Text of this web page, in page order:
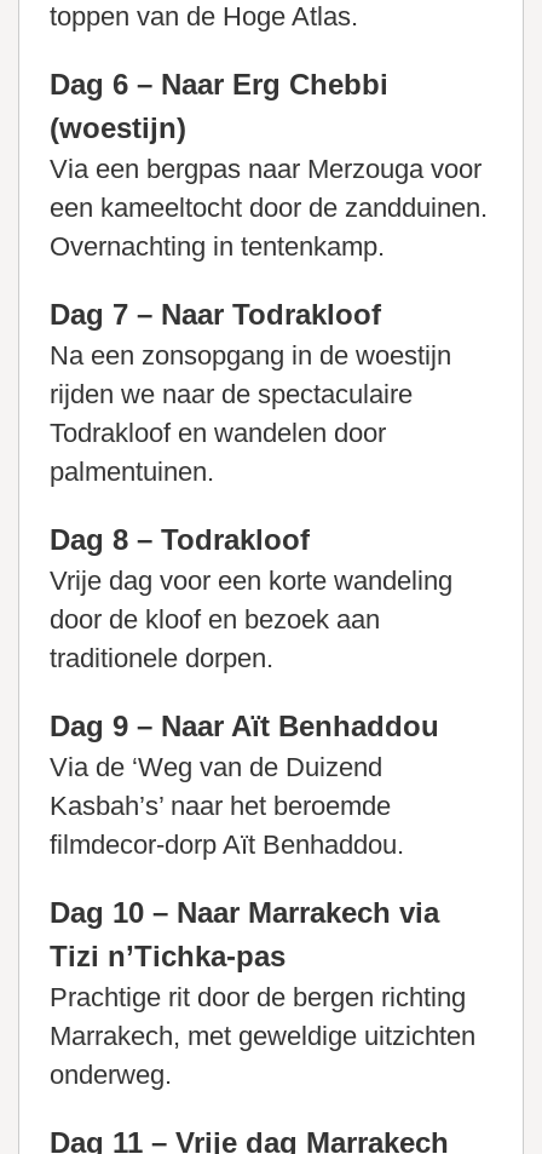
toppen van de Hoge Atlas.
Dag 6 – Naar Erg Chebbi
(woestijn)
Via een bergpas naar Merzouga voor
een kameeltocht door de zandduinen.
Overnachting in tentenkamp.
Dag 7 – Naar Todrakloof
Na een zonsopgang in de woestijn
rijden we naar de spectaculaire
Todrakloof en wandelen door
palmentuinen.
Dag 8 – Todrakloof
Vrije dag voor een korte wandeling
door de kloof en bezoek aan
traditionele dorpen.
Dag 9 – Naar Aït Benhaddou
Via de ‘Weg van de Duizend
Kasbah’s’ naar het beroemde
filmdecor-dorp Aït Benhaddou.
Dag 10 – Naar Marrakech via
Tizi n’Tichka-pas
Prachtige rit door de bergen richting
Marrakech, met geweldige uitzichten
onderweg.
Dag 11 – Vrije dag Marrakech